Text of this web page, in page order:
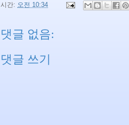
시간: 오전 10:34
댓글 없음:
댓글 쓰기